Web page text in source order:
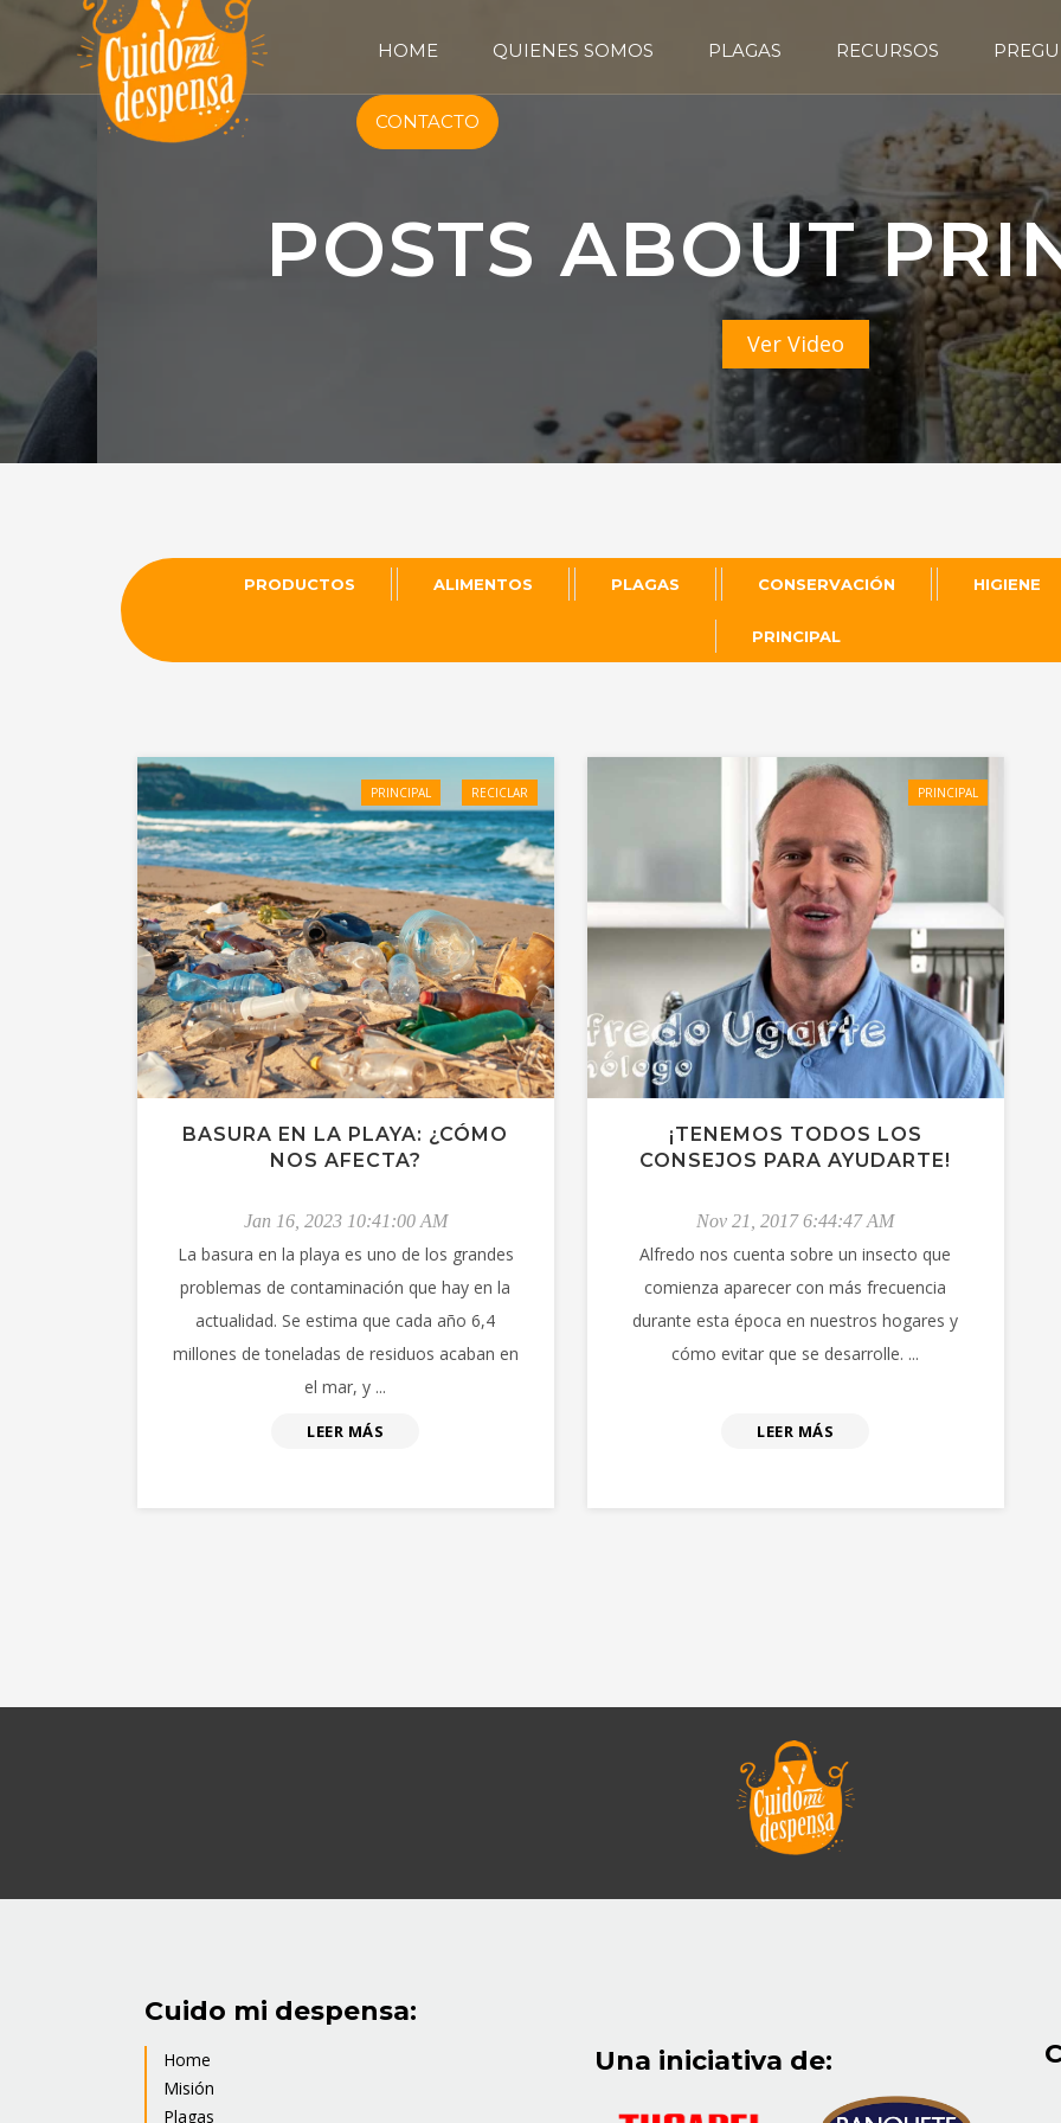
HOME QUIENES SOMOS PLAGAS RECURSOS
CONTACTO
POSTS ABOUT
Ver Video
PRODUCTOS ALIMENTOS PLAGAS CONSERVACIÓN HIGIENE
PRINCIPAL
PRINCIPAL RECICLAR
BASURA EN LA PLAYA: ¿CÓMO
NOS AFECTA?
Jan 16, 2023 10:41:00 AM
La basura en la playa es uno de los grandes
problemas de contaminación que hay en la
actualidad. Se estima que cada año 6,4
millones de toneladas de residuos acaban en
el mar, y ...
LEER MÁS
PRINCIPAL
¡TENEMOS TODOS LOS
CONSEJOS PARA AYUDARTE!
Nov 21, 2017 6:44:47 AM
Alfredo nos cuenta sobre un insecto que
comienza aparecer con más frecuencia
durante esta época en nuestros hogares y
cómo evitar que se desarrolle. ...
LEER MÁS
Cuido mi despensa:
Home
Misión
Plagas
Una iniciativa de: